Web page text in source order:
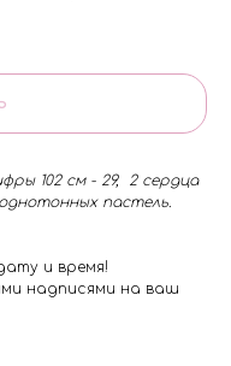
102 см - 29, 2 сердца
пастель.
и время!
надписями на ваш